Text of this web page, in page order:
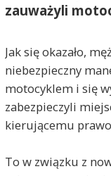
zauważyli
Jak się okazało,
niebezpieczny
motocyklem i się
zabezpieczyli
kierującemu
To w związku z